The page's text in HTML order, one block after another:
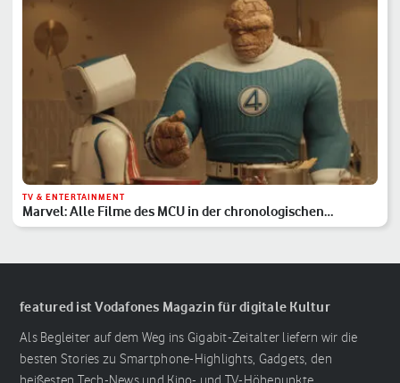
TV & ENTERTAINMENT
Marvel: Alle Filme des MCU in der chronologischen
Reihenfolge
featured ist Vodafones Magazin für digitale Kultur
Als Begleiter auf dem Weg ins Gigabit-Zeitalter liefern wir die
besten Stories zu Smartphone-Highlights, Gadgets, den